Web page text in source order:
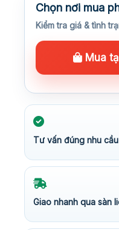
Chọn nơi mua
Kiểm tra giá & tình
Mua
Tư vấn đúng nhu
Giao nhanh qua sàn